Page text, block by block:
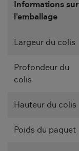
Informations sur
l'emballage
Largeur du colis
Profondeur du
colis
Hauteur du colis
Poids du paquet